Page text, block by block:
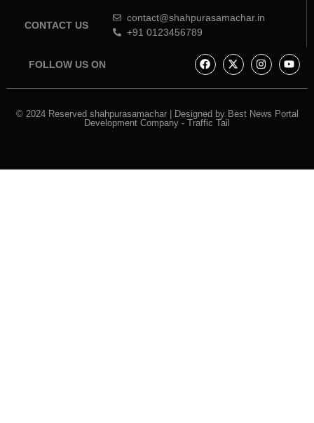
CONTACT US
contact@shahpurasamachar.in
+91 0123456789
FOLLOW US ON
© 2024 Reserved shahpurasamachar | Designed by Best News Portal
Development Company - Traffic Tail